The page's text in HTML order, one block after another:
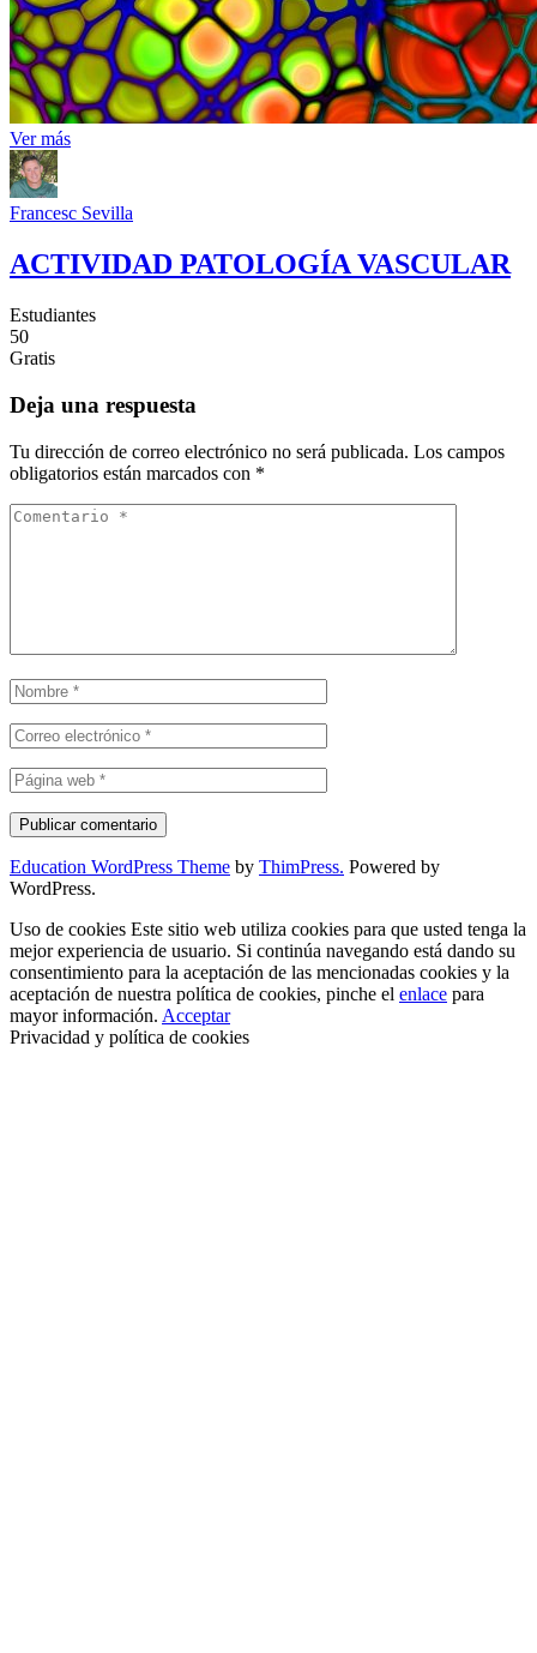
Ver más
Francesc Sevilla
ACTIVIDAD PATOLOGÍA VASCULAR
Estudiantes
50
Gratis
Deja una respuesta
Tu dirección de correo electrónico no será publicada. Los campos
obligatorios están marcados con *
Education WordPress Theme by ThimPress. Powered by
WordPress.
Uso de cookies Este sitio web utiliza cookies para que usted tenga la
mejor experiencia de usuario. Si continúa navegando está dando su
consentimiento para la aceptación de las mencionadas cookies y la
aceptación de nuestra política de cookies, pinche el enlace para
mayor información. Acceptar
Privacidad y política de cookies